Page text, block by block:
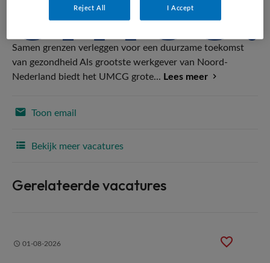
Samen grenzen verleggen voor een duurzame toekomst
van gezondheid Als grootste werkgever van Noord-
Nederland biedt het UMCG grote... Lees meer
Toon email
Bekijk meer vacatures
Gerelateerde vacatures
01-08-2026
Reject All I Accept